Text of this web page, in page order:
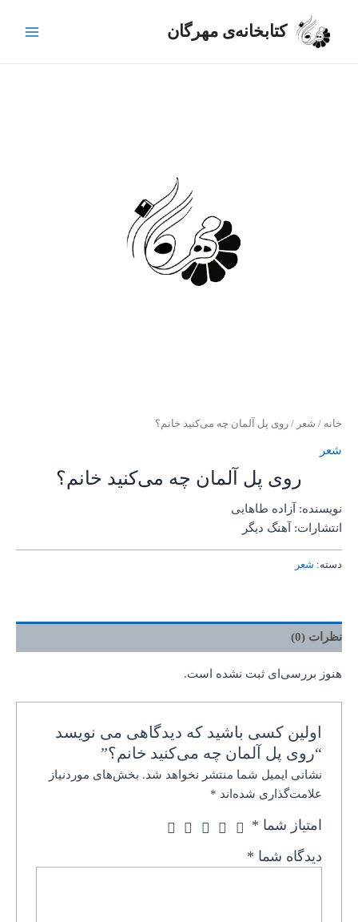
کتابخانه‌ی مهرگان
خانه / شعر / روی پل آلمان چه می‌کنید خانم؟
شعر
روی پل آلمان چه می‌کنید خانم؟
نویسنده: آزاده طاهایی
انتشارات: آهنگ دیگر
دسته: شعر
نظرات (0)
هنوز بررسی‌ای ثبت نشده است.
اولین کسی باشید که دیدگاهی می نویسد
“روی پل آلمان چه می‌کنید خانم؟”
نشانی ایمیل شما منتشر نخواهد شد. بخش‌های موردنیاز
علامت‌گذاری شده‌اند *
امتیاز شما *
دیدگاه شما *